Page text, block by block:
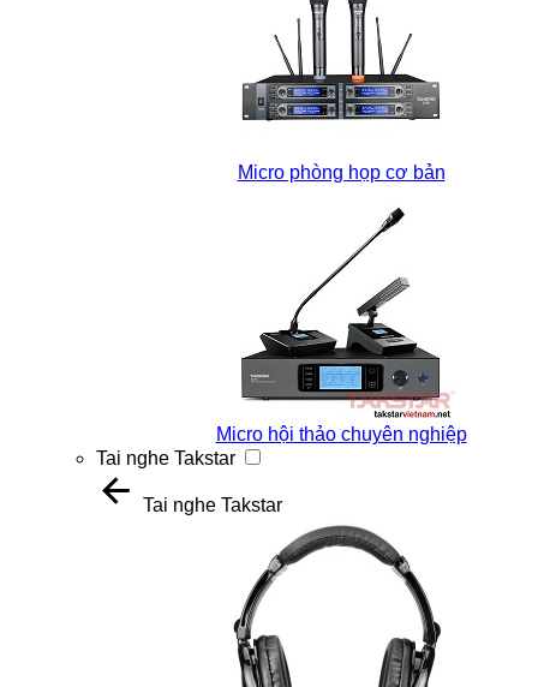
Micro phòng họp cơ bản
Micro hội thảo chuyên nghiệp
Tai nghe Takstar
Tai nghe Takstar